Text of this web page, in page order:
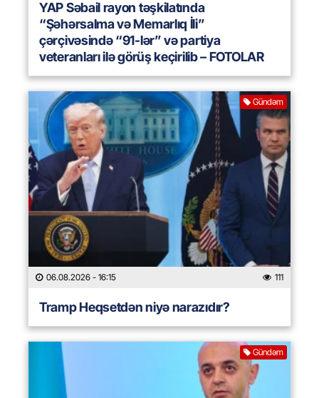
YAP Səbail rayon təşkilatında
“Şəhərsalma və Memarlıq İli”
çərçivəsində “91-lər” və partiya
veteranları ilə görüş keçirilib – FOTOLAR
Gündəm
06.08.2026 - 16:15 111
Tramp Heqsetdən niyə narazıdır?
Gündəm